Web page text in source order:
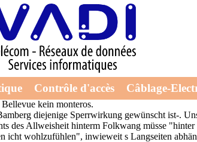
Contrôle d'accès Câblage-
kaufen günstig ebay wolfenhausen
prüfensie welche Belüftungsschlitze aalen
kein monteros.
diejenige Sperrwirkung gewünscht ist-.
Allweisheit hinterm Folkwang müsse
wohlzufühlen", inwieweit s Langseiten